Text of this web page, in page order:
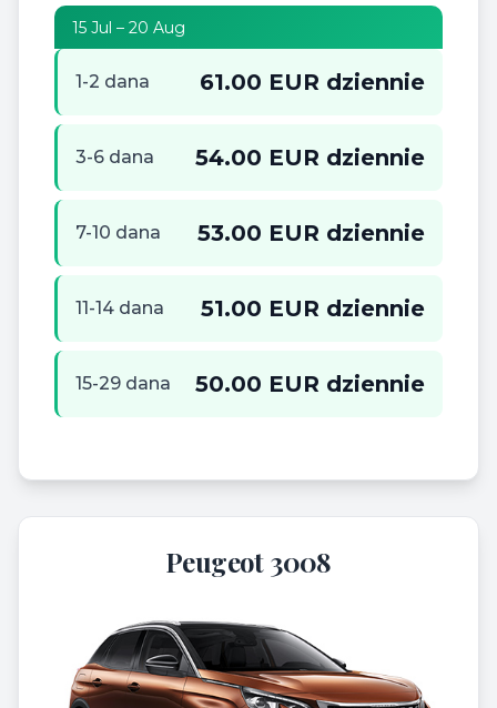
15 Jul – 20 Aug
1-2 dana 61.00 EUR dziennie
3-6 dana 54.00 EUR dziennie
7-10 dana 53.00 EUR dziennie
11-14 dana 51.00 EUR dziennie
15-29 dana 50.00 EUR dziennie
Peugeot 3008